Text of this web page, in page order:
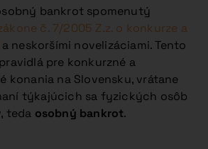
bankrot spomenutý
č. 7/2005 Z.z. o konkurze a
a neskoršími novelizáciami. Tento
pre konkurzné a
konania na Slovensku, vrátane
týkajúcich sa fyzických osôb
teda osobný bankrot.